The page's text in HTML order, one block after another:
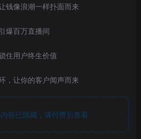
钱像浪潮一样扑面而来
爆百万直播间
住用户终生价值
，让你的客户闻声而来
容已隐藏，请付费后查看